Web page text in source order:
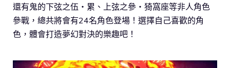
還有鬼的下弦之伍・累、上弦之參・猗窩座等非人角色
參戰，總共將會有24名角色登場！選擇自己喜歡的角
色，體會打造夢幻對決的樂趣吧！